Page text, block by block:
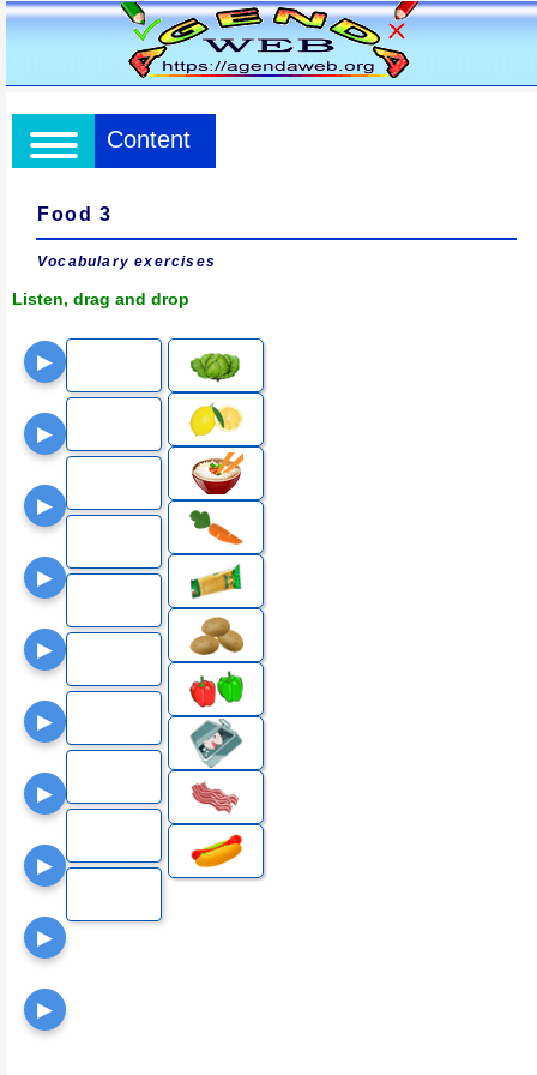
Content
Food 3
Vocabulary exercises
Listen, drag and drop
▶
▶
▶
▶
▶
▶
▶
▶
▶
▶